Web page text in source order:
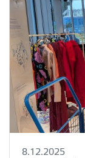
8.12.2025